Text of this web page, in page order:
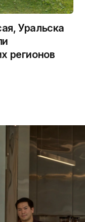
Уральска
регионов